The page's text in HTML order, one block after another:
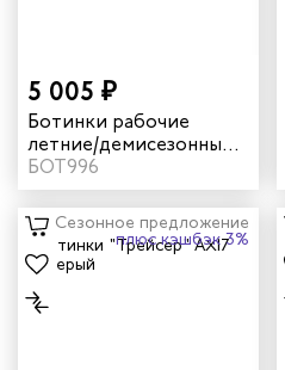
5 005 ₽
Ботинки рабочие
летние/демисезонные
"Трейсер" TR16 с КП/КС
цвет черный
БОТ996
Сезонное предложение
плюс кэшбэк 3%